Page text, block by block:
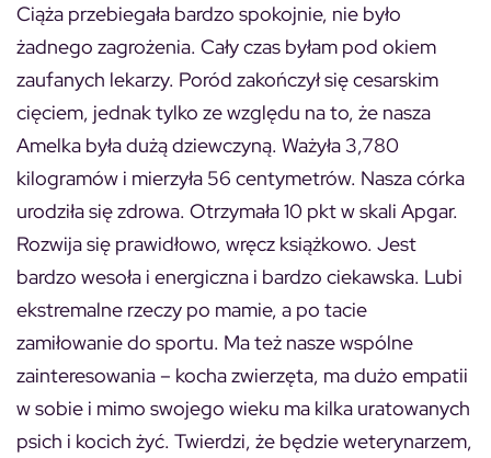
Ciąża przebiegała bardzo spokojnie, nie było
żadnego zagrożenia. Cały czas byłam pod okiem
zaufanych lekarzy. Poród zakończył się cesarskim
cięciem, jednak tylko ze względu na to, że nasza
Amelka była dużą dziewczyną. Ważyła 3,780
kilogramów i mierzyła 56 centymetrów. Nasza córka
urodziła się zdrowa. Otrzymała 10 pkt w skali Apgar.
Rozwija się prawidłowo, wręcz książkowo. Jest
bardzo wesoła i energiczna i bardzo ciekawska. Lubi
ekstremalne rzeczy po mamie, a po tacie
zamiłowanie do sportu. Ma też nasze wspólne
zainteresowania – kocha zwierzęta, ma dużo empatii
w sobie i mimo swojego wieku ma kilka uratowanych
psich i kocich żyć. Twierdzi, że będzie weterynarzem,